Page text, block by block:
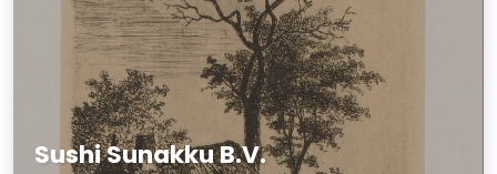
Sushi Sunakku B.V.